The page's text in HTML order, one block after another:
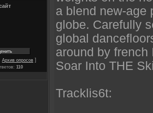
Архив опросов ]
110
a blend new-age
globe. Carefully
global
around by french
Soar Into THE
Tracklis6t: